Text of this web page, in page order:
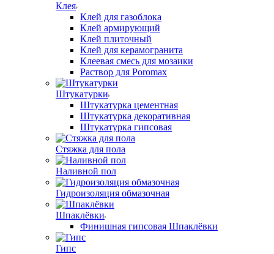
Клея
Клей для газоблока
Клей армирующий
Клей плиточный
Клей для керамогранита
Клеевая смесь для мозаики
Раствор для Poromax
Штукатурки
Штукатурка цементная
Штукатурка декоративная
Штукатурка гипсовая
Стяжка для пола
Наливной пол
Гидроизоляция обмазочная
Шпаклёвки
Финишная гипсовая Шпаклёвки
Гипс